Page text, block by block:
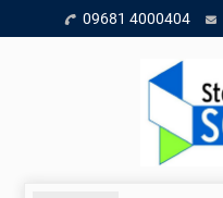
to
09681 4000404